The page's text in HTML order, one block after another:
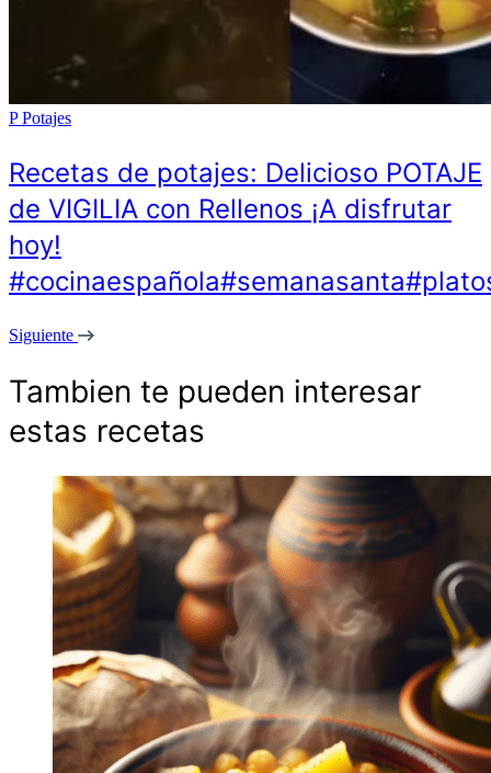
P Potajes
Recetas de potajes: Delicioso POTAJE
de VIGILIA con Rellenos ¡A disfrutar
hoy!
Siguiente
Tambien te pueden interesar
estas recetas